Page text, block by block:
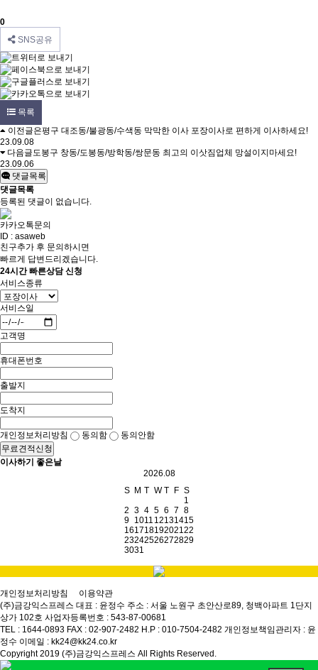
0
SNS공유
목록
이전글은평구 대조동/불광동/수색동 막막한 이사 포장이사로 편하게 이사하세요!
23.09.08
다음글도봉구 창동/도봉동/방학동/쌍문동 최고의 이삿짐업체 망설이지마세요!
23.09.06
댓글목록
댓글목록
등록된 댓글이 없습니다.
카카오톡문의
ID : asaweb
친구추가 후 문의하시면
빠르게 답변드리겠습니다.
24시간 빠른상담 신청
서비스종류
서비스일
고객명
휴대폰번호
출발지
도착지
개인정보처리방침 동의함
동의안함
무료견적신청
이사하기 좋은날
2026.08
S M T W T F S
1
2 3 4 5 6 7 8
9 1011 12131415
16171819202122
23242526272829
3031
개인정보처리방침
이용약관
(주)금강익스프레스 대표 : 윤정수 주소 : 서울 노원구 초안산로89, 청백아파트 1단지
상가 102호 사업자등록번호 : 543-87-00681
TEL : 1644-0893 FAX : 02-907-2482 H.P : 010-7504-2482 개인정보책임관리자 : 윤
정수 이메일 : kk24@kk24.co.kr
Copyright 2019 (주)금강익스프레스 All Rights Reserved.